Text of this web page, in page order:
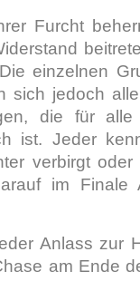
Furcht
einzelnen
sich jedoch
die für
ist. Jeder
verbirgt
im Finale
Anlass zur
am Ende